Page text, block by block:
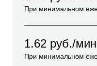
При минимальном
1.62 руб./
При минимальном